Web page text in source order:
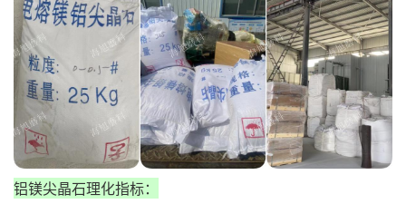
铝镁尖晶石理化指标：